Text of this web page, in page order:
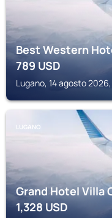
Best Western
789USD
Lugano, 14 agosto
LUGANO
Grand Hotel Villa
1,328USD